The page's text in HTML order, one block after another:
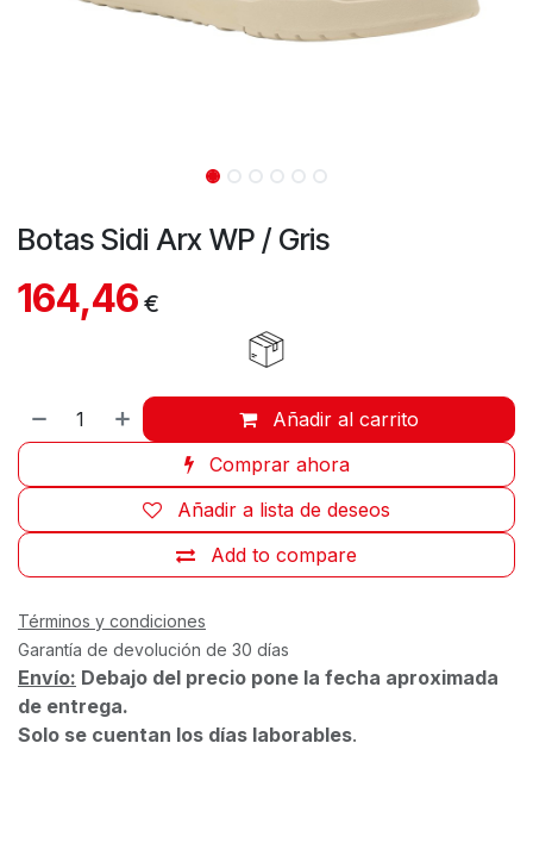
Botas Sidi Arx WP / Gris
164,46 €
Añadir al carrito
Comprar ahora
Add to compare
Añadir a lista de deseos
Términos y condiciones
Garantía de devolución de 30 días
Envío: Debajo del precio pone la fecha aproximada
de entrega.
Solo se cuentan los días laborables.